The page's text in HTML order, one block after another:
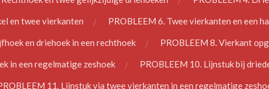
en twee vierkanten PROBLEEM 6. Twee vierkanten en een
en driehoek in een rechthoek PROBLEEM 8. Vierkant
in een regelmatige zeshoek PROBLEEM 10. Lijnstuk bij
11. Lijnstuk via twee vierkanten in een regelmatige